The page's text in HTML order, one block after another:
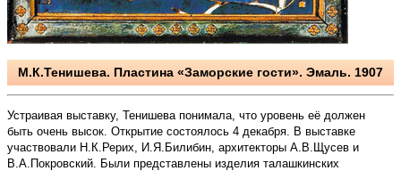
М.К.Тенишева. Пластина «Заморские гости». Эмаль. 1907
Устраивая выставку, Тенишева понимала, что уровень её должен
быть очень высок. Открытие состоялось 4 декабря. В выставке
участвовали Н.К.Рерих, И.Я.Билибин, архитекторы А.В.Щусев и
В.А.По­кровский. Были представлены изделия талашкин­ских